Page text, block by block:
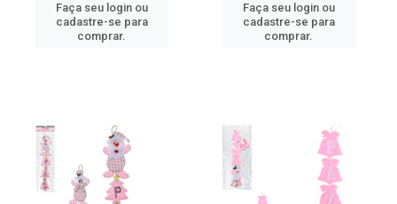
Faça seu login ou
cadastre-se para
comprar.
Faça seu login ou
cadastre-se para
comprar.